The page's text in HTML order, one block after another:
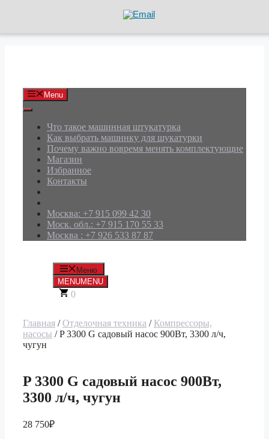
Menu
Что такое машинная штукатурка
Как выбрать машинку для шукатурки
Почему важно вовремя менять комплектующие
Магазин
Избранное
Контакты
Москва: +7 915 099 42 30
Моск. обл.: +7 915 170 55 33
Москва : +7 926 533 87 87
Меню
MENUMENU
0
Главная /Отделочная техника / Компрессоры,
насосы / P 3300 G садовый насос 900Вт, 3300 л/ч,
чугун
P 3300 G садовый насос 900Вт,
3300 л/ч, чугун
28 750₽